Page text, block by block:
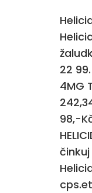
22
4MG
98,-